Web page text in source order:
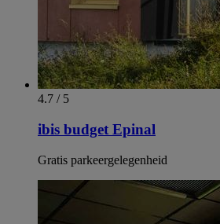
4.7 / 5
ibis budget Epinal
Gratis parkeergelegenheid